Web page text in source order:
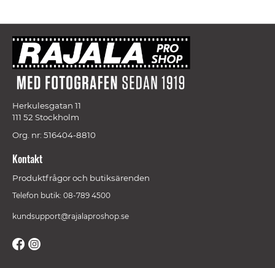
Herkulesgatan 11
111 52 Stockholm
Org. nr: 516404-8810
Kontakt
Produktfrågor och butiksärenden
Telefon butik: 08-789 4500
kundsupport@rajalaproshop.se